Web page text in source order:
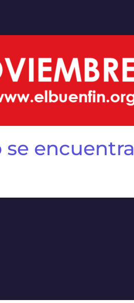
encuentra